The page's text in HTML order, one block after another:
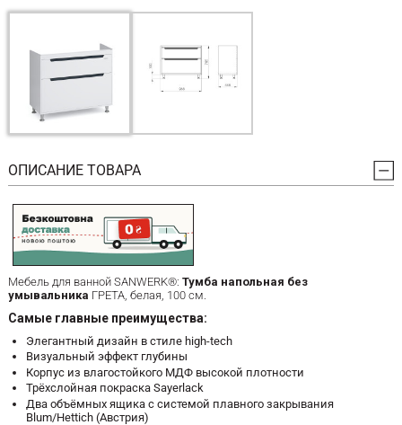
ОПИСАНИЕ ТОВАРА
Мебель для ванной SANWERK®: Тумба напольная без
умывальника ГРЕТА, белая, 100 см.
Самые главные преимущества:
Элегантный дизайн в стиле high-tech
Визуальный эффект глубины
Корпус из влагостойкого МДФ высокой плотности
Трёхслойная покраска Sayerlack
Два объёмных ящика с системой плавного закрывания
Blum/Hettich (Австрия)